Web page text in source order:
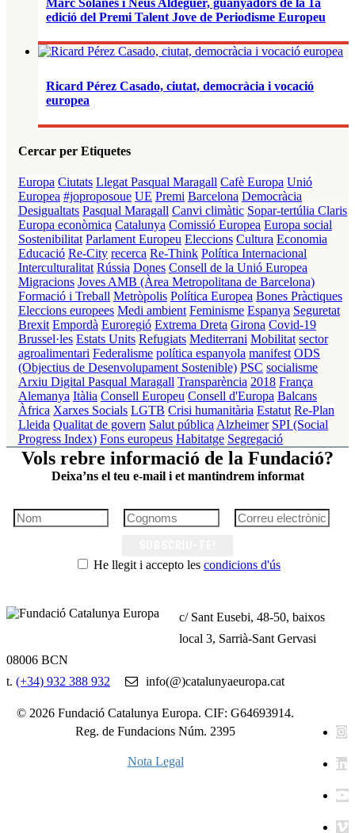
edició del Premi Talent Jove de Periodisme Europeu
Ricard Pérez Casado, ciutat, democràcia i vocació
europea
Cercar per Etiquetes
Europa Ciutats Llegat Pasqual Maragall Cafè Europa Unió
Europea #joproposoue UE Premi Barcelona Democràcia
Desigualtats Pasqual Maragall Canvi climàtic Sopar-tertúlia Claris
Europa econòmica Catalunya Comissió Europea Europa social
Sostenibilitat Parlament Europeu Eleccions Cultura Economia
Educació Re-City recerca Re-Think Política Internacional
Interculturalitat Rússia Dones Consell de la Unió Europea
Migracions Joves AMB (Àrea Metropolitana de Barcelona)
Formació i Treball Metròpolis Política Europea Bones Pràctiques
Eleccions europees Medi ambient Feminisme Espanya Seguretat
Brexit Empordà Euroregió Extrema Dreta Girona Covid-19
Brussel·les Estats Units Refugiats Mediterrani Mobilitat sector
agroalimentari Federalisme política espanyola manifest ODS
(Objectius de Desenvolupament Sostenible) PSC socialisme
Arxiu Digital Pasqual Maragall Transparència 2018 França
Alemanya Itàlia Consell Europeu Consell d'Europa Balcans
Àfrica Xarxes Socials LGTB Crisi humanitària Estatut Re-Plan
Lleida Qualitat de govern Salut pública Alzheimer SPI (Social
Progress Index) Fons europeus Habitatge Segregació
Vols rebre informació de la Fundació?
Deixa’ns el teu e-mail i et mantindrem informat
He llegit i accepto les condicions d'ús
c/ Sant Eusebi, 48-50, baixos
local 3, Sarrià-Sant Gervasi
08006 BCN
t. (+34) 932 388 932 info(@)catalunyaeuropa.cat
© 2026 Fundació Catalunya Europa. CIF: G64693914.
Reg. de Fundacions Núm. 2395
Nota Legal